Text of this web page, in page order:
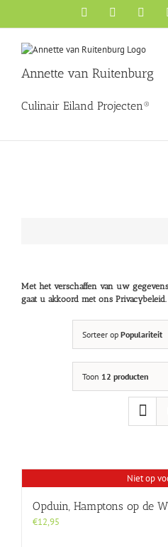
Facebook
Annette van Ruitenburg
Culinair Eiland Projecten®
Met het verschaffen van uw
gaat u akkoord met ons Privacybeleid.
Sorteer op Populariteit
Toon 12 producten
Niet op
Opduin, Hamptons op de
€12,95